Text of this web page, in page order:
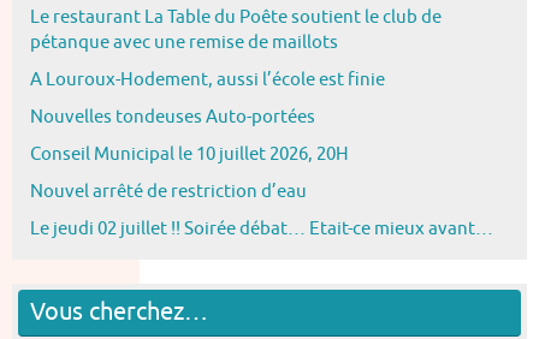
Le restaurant La Table du Poête soutient le club de
pétanque avec une remise de maillots
A Louroux-Hodement, aussi l’école est finie
Nouvelles tondeuses Auto-portées
Conseil Municipal le 10 juillet 2026, 20H
Nouvel arrêté de restriction d’eau
Le jeudi 02 juillet !! Soirée débat… Etait-ce mieux avant…
Vous cherchez…